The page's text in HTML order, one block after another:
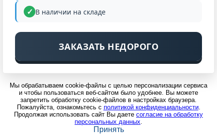
В наличии на складе
ЗАКАЗАТЬ НЕДОРОГО
Мы обрабатываем cookie-файлы с целью персонализации сервиса
и чтобы пользоваться веб-сайтом было удобнее. Вы можете
запретить обработку cookie-файлов в настройках браузера.
Пожалуйста, ознакомьтесь с политикой конфиденциальности.
Продолжая использовать сайт Вы даете согласие на обработку
персональных данных.
Принять